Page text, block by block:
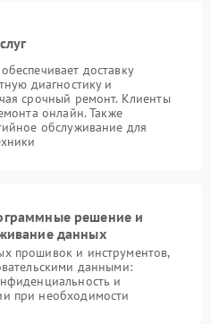
доставку
диагностику и
срочный ремонт. Клиенты
онлайн. Также
обслуживание для
решение и
данных
прошивок и инструментов,
данными:
и
при необходимости